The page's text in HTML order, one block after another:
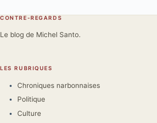
CONTRE-REGARDS
Le blog de Michel Santo.
LES RUBRIQUES
Chroniques narbonnaises
Politique
Culture